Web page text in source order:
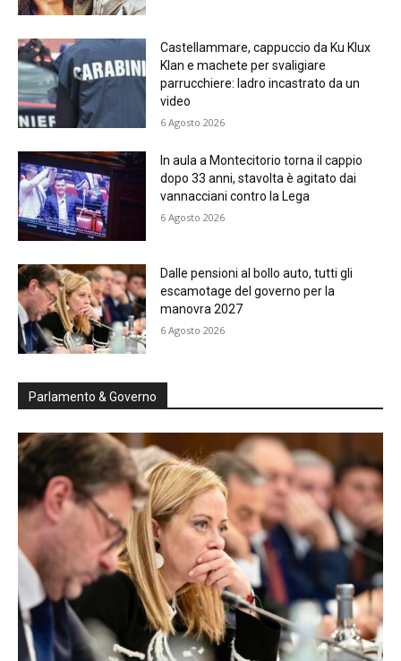
Castellammare, cappuccio da Ku Klux
Klan e machete per svaligiare
parrucchiere: ladro incastrato da un
video
6 Agosto 2026
In aula a Montecitorio torna il cappio
dopo 33 anni, stavolta è agitato dai
vannacciani contro la Lega
6 Agosto 2026
Dalle pensioni al bollo auto, tutti gli
escamotage del governo per la
manovra 2027
6 Agosto 2026
Parlamento & Governo